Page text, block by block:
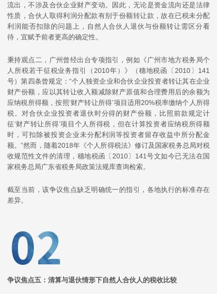
流出，不涉及合伙企业财产变动。因此，无论是资金流向还是法律
性质，合伙人取得利润分配款有别于份额转让款，故在已税未分配
利润能否扣除的问题上，自然人合伙人退伙与份额转让需区分看
待，宜赋予前者更高的确定性。
秉持观点二，广州曾经出台专项指引，例如《广州市地方税务局个
人所税若干征税业务指引（2010年）》（穗地税函〔2010〕141
号）第四条曾规定：“个人独资企业和合伙企业投资者转让其在企业
财产份额，应以其转让收入额减除财产原值和合理费用后的余额为
应纳税所得额，按照‘财产转让所得’项目适用20%税率缴纳个人所得
税。对合伙企业投资者退伙时分得的财产份额，比照前款规定计
征‘财产转让所得’项目个人所得税，但在计算投资者应纳税所得额
时，可扣除被投资企业未分配利润等投资者留存收益中所分配金
额。”然而，随着2018年《个人所得税法》修订及国家税务总局对税
收规范性文件的清理，穗地税函〔2010〕141号文如今已无法在国
家税务总局广东省税务局政策法规库查询检索。
截至当前，该争议焦点缺乏明确统一的指引，各地执行的标准存在
差异。
争议焦点五：清算与退伙情形下自然人合伙人的税收比较